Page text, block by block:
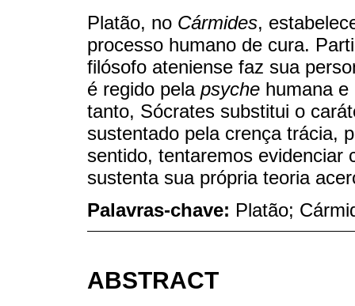
Platão, no Cármides,
processo humano de cura.
filósofo ateniense faz sua
é regido pela psyche humana
tanto, Sócrates substitui o
sustentado pela crença trácia,
sentido, tentaremos evidenciar
sustenta sua própria teoria
Palavras-chave: Platão;
ABSTRACT